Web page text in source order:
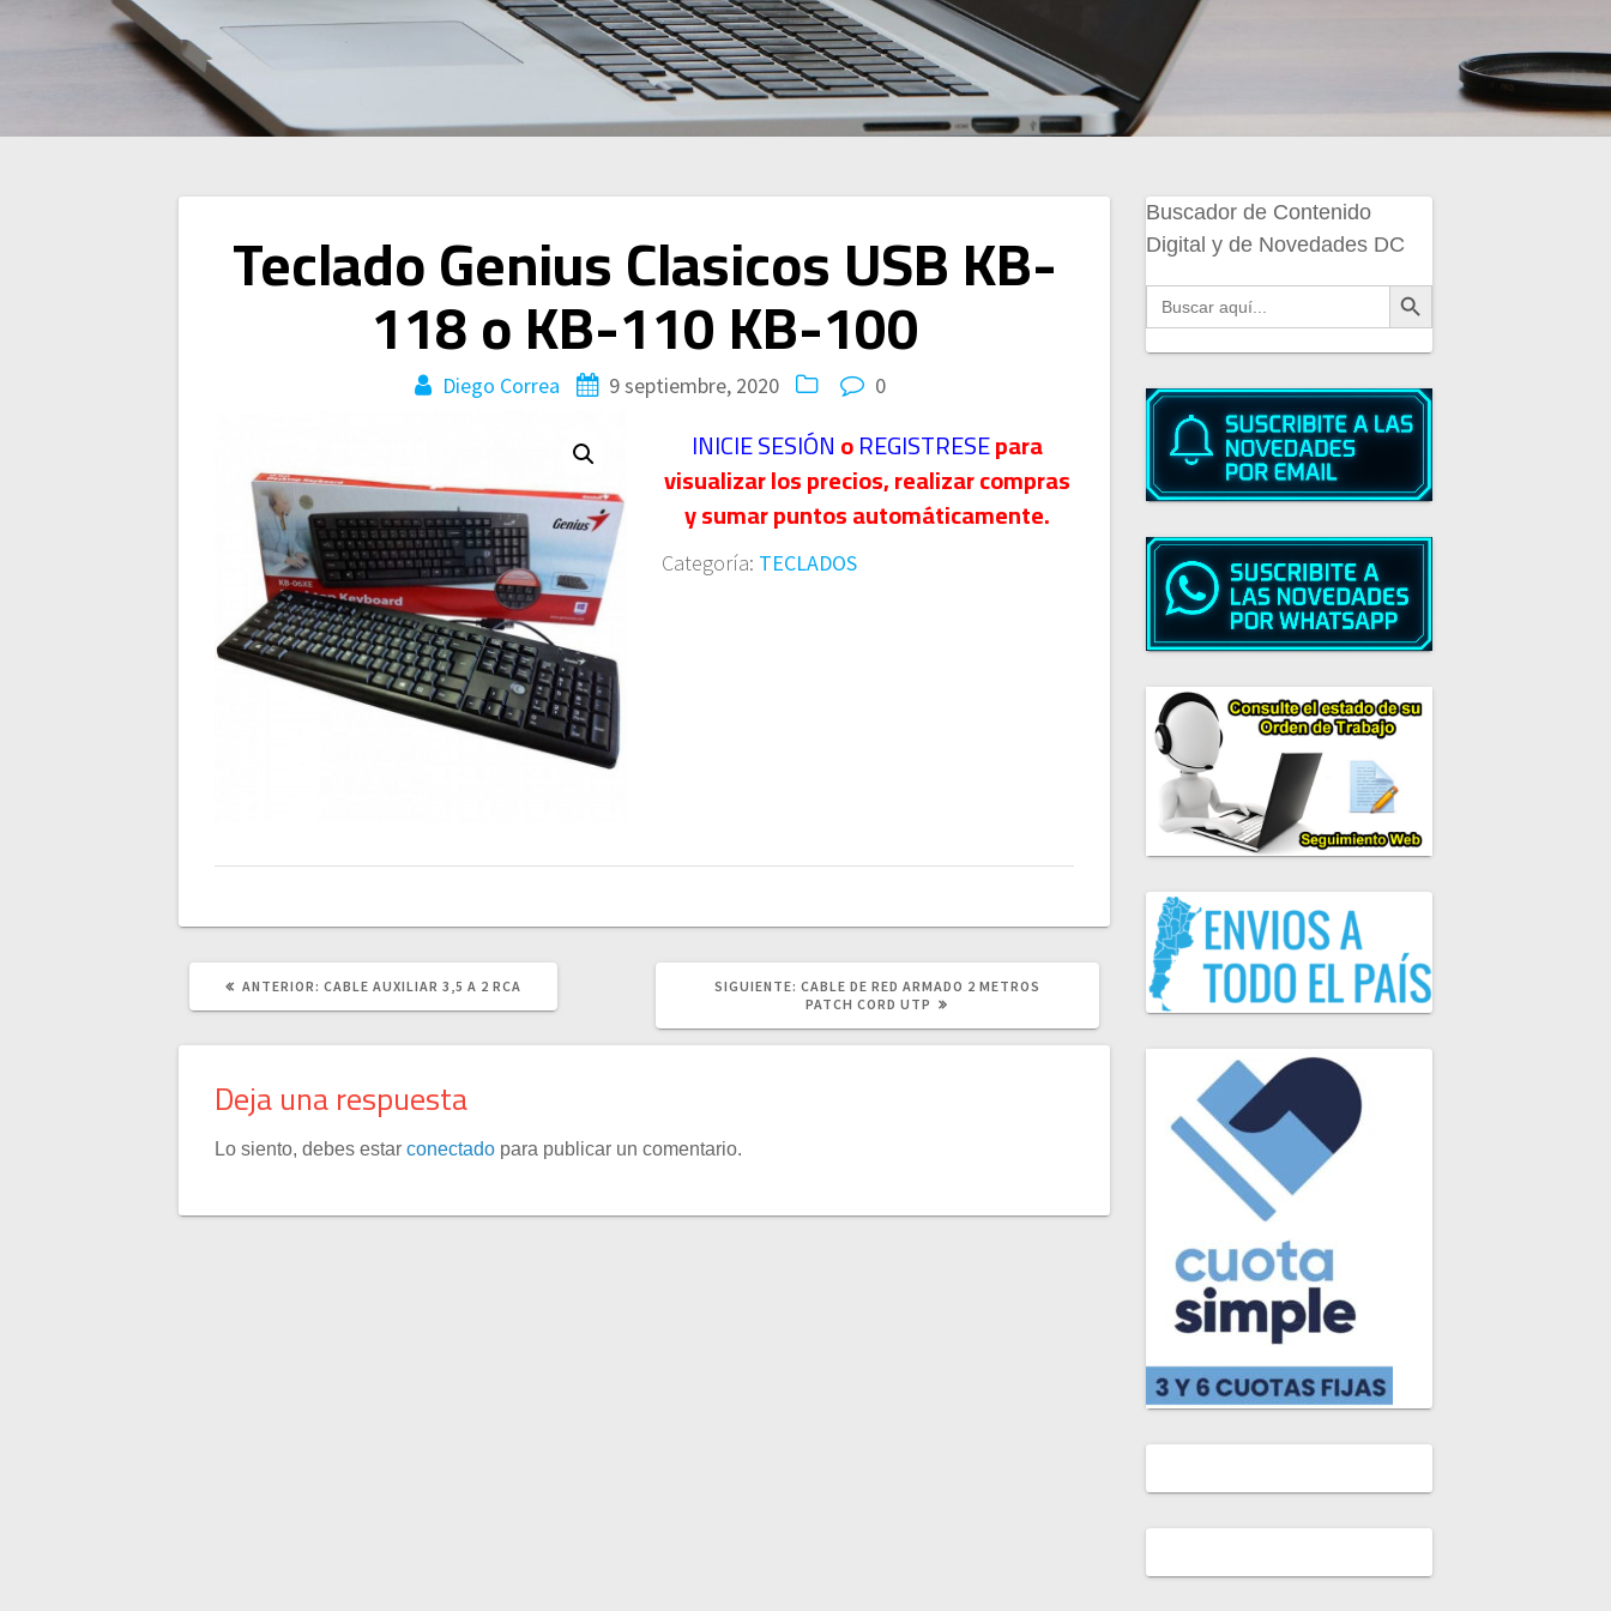
Teclado Genius Clasicos USB KB-
118 o KB-110 KB-100
Diego Correa 9 septiembre, 2020 0
INICIE SESIÓNoREGISTRESEpara
visualizar los precios, realizar compras
y sumar puntos automáticamente.
Categoría: TECLADOS
Navegación
ANTERIOR: POST
CABLE AUXILIAR 3,5 A 2 RCA SIGUIENTE: SIGUIENTE
POST:
CABLE DE RED ARMADO 2 METROS
PATCH CORD UTP
Deja una respuesta
Lo siento, debes estarconectado para publicar un comentario.
Buscador de Contenido
Digital y de Novedades DC
Buscar: Botón de búsqueda